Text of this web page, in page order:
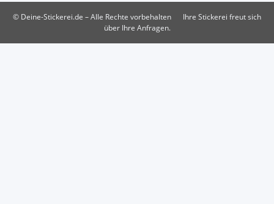
© Deine-Stickerei.de – Alle Rechte vorbehalten
Ihre Stickerei freut sich
über Ihre Anfragen.